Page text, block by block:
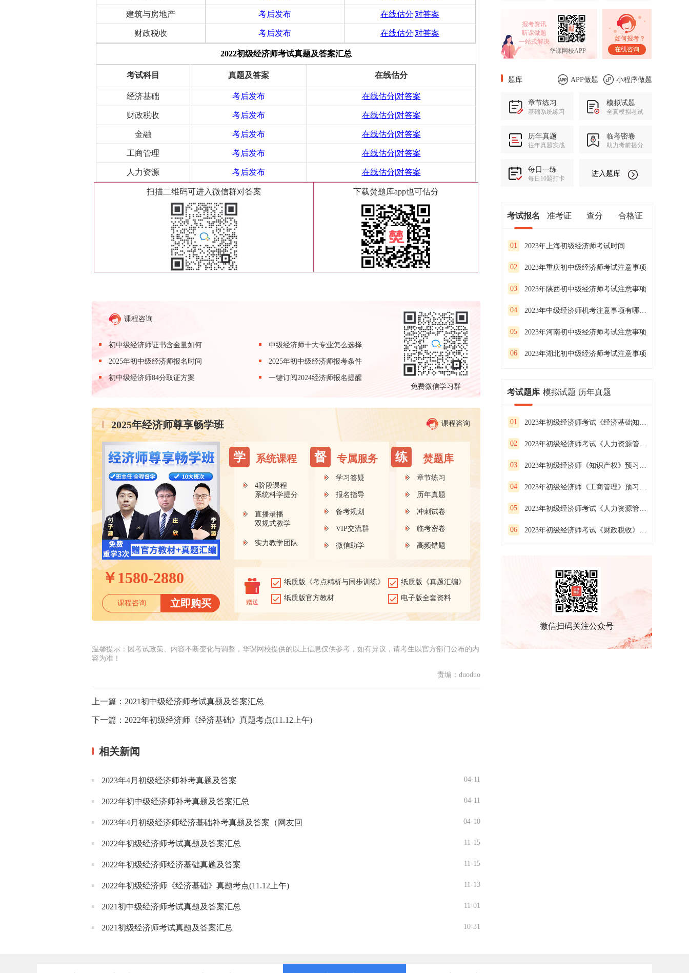
建筑与房地产 考后发布 在线估分|对答案
财政税收 考后发布 在线估分|对答案
2022初级经济师考试真题及答案汇总
考试科目 真题及答案 在线估分
经济基础 考后发布 在线估分|对答案
财政税收 考后发布 在线估分|对答案
金融 考后发布 在线估分|对答案
工商管理 考后发布 在线估分|对答案
人力资源 考后发布 在线估分|对答案
扫描二维码可进入微信群对答案 下载焚题库app也可估分
课程咨询
初中级经济师证书含金量如何 中级经济师十大专业怎么选择
2025年初中级经济师报名时间 2025年初中级经济师报考条件
初中级经济师84分取证方案
一键订阅2024经济师报名提醒
免费微信学习群
2025年经济师尊享畅学班 课程咨询
￥ 1580-2880
课程咨询 立即购买
学 系统课程
4阶段课程
系统科学提分
直播录播
双规式教学
实力教学团队
督 专属服务
学习答疑
报名指导
备考规划
VIP交流群
微信助学
练 焚题库
章节练习
历年真题
冲刺试卷
临考密卷
高频错题
赠送
纸质版《考点精析与同步训练》 纸质版《真题汇编》
纸质版官方教材 电子版全套资料
温馨提示：因考试政策、内容不断变化与调整，华课网校提供的以上信息仅供参考，如有异议，请考生以官方部门公布的内
容为准！
责编：duoduo
上一篇： 2021初中级经济师考试真题及答案汇总
下一篇： 2022年初级经济师《经济基础》真题考点(11.12上午)
相关新闻
2023年4月初级经济师补考真题及答案 04-11
2022年初中级经济师补考真题及答案汇总 04-11
2023年4月初级经济师经济基础补考真题及答案（网友回 04-10
2022年初级经济师考试真题及答案汇总 11-15
2022年初级经济师经济基础真题及答案 11-15
2022年初级经济师《经济基础》真题考点(11.12上午) 11-13
2021初中级经济师考试真题及答案汇总 11-01
2021初级经济师考试真题及答案汇总 10-31
报考资讯
听课做题
一站式解决
华课网校APP
如何报考？
在线咨询
题库 APP做题 小程序做题
章节练习
基础系统练习
模拟试题
全真模拟考试
历年真题
往年真题实战
临考密卷
助力考前提分
每日一练
每日10题打卡
进入题库
考试报名 准考证 查分 合格证
01 2023年上海初级经济师考试时间
02 2023年重庆初中级经济师考试注意事项
03 2023年陕西初中级经济师考试注意事项
04 2023年中级经济师机考注意事项有哪些？
05 2023年河南初中级经济师考试注意事项
06 2023年湖北初中级经济师考试注意事项
考试题库 模拟试题 历年真题
01 2023年初级经济师考试《经济基础知识》预习试卷（二）
02 2023年初级经济师考试《人力资源管理》预习试卷（一）
03 2023年初级经济师《知识产权》预习试卷（二）
04 2023年初级经济师《工商管理》预习试卷（一）
05 2023年初级经济师考试《人力资源管理》预习试卷（三）
06 2023年初级经济师考试《财政税收》预习试卷(一）
微信扫码关注公众号